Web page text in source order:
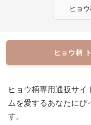
ヒョ
ヒョウ柄
ヒョウ柄専用通販サ
ムを愛するあなたに
す。